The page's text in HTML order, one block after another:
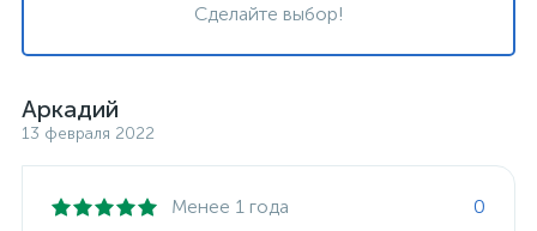
Сделайте выбор!
Аркадий
13 февраля 2022
Менее 1 года
0